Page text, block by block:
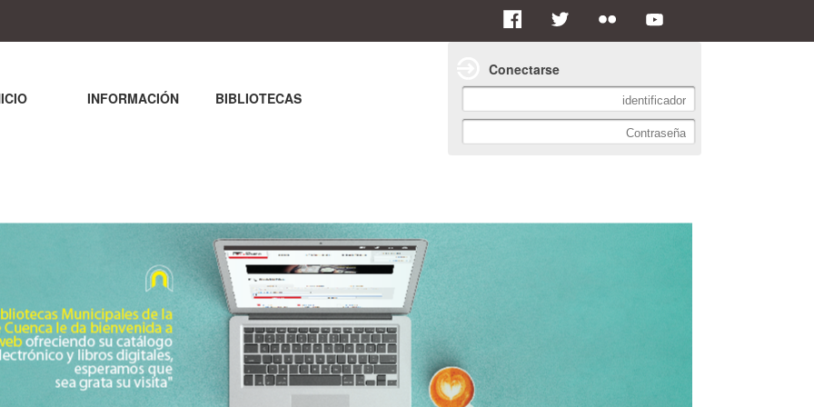
INFORMACIÓN BIBLIOTECAS
Conectarse